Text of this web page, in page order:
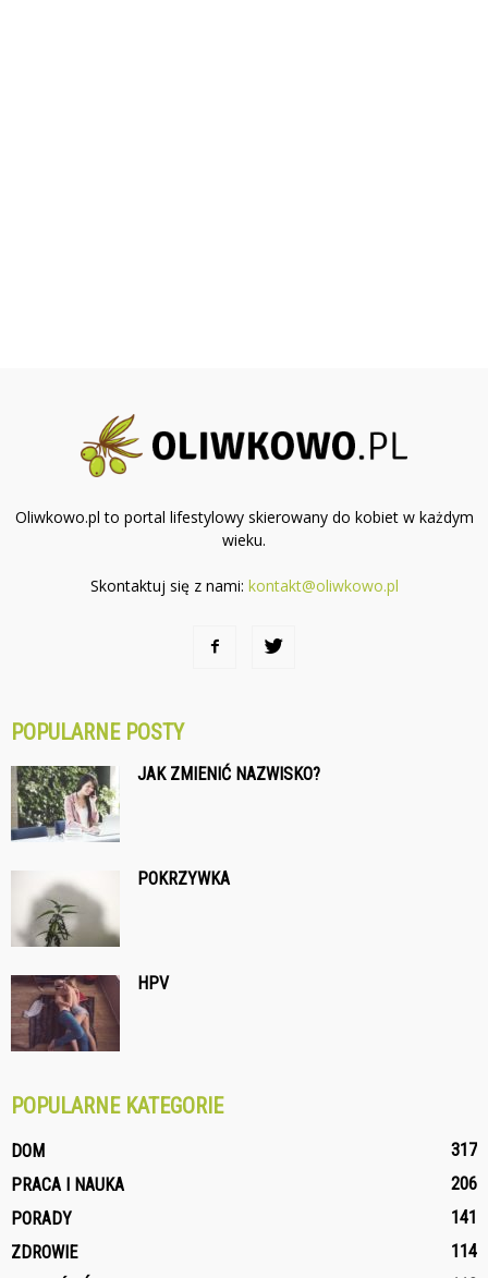
Oliwkowo.pl to portal lifestylowy skierowany do kobiet w każdym
wieku.
Skontaktuj się z nami: kontakt@oliwkowo.pl
POPULARNE POSTY
JAK ZMIENIĆ NAZWISKO?
POKRZYWKA
HPV
POPULARNE KATEGORIE
DOM
317
PRACA I NAUKA
206
PORADY
141
ZDROWIE
114